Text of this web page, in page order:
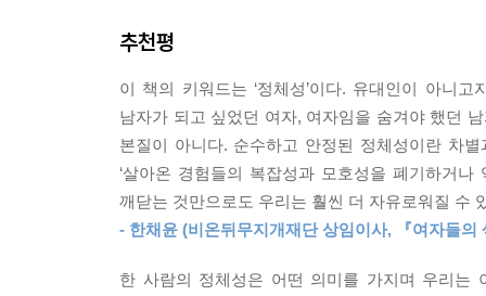
짧은 반바지를 입고 여자 친구와 팔짱을 끼고 있
는 말을 이어갔다. 그의 시선이 고통스러워 보였
야 경계에 있을 수 있잖아요. 정체성이 있어야 해요
--- p.217
스톤은 내가 읽었던 회고록에서 무시된 수많은
면했다. 트랜스섹슈얼은 ‘이전의’ 자아와 어떤
니면 당신은 그런 변형을 통해서 생물학이 운명이
‘진부한 정상성’을 교란하는
여성 됨, 페미니스트 됨에 대한 직면
페미니스트로서 나의 정체성은 아버지가 겪은 ‘정
자신이 선택한 남성적인 페르소나를 주장하지 못
내가 벗어나지 못했던 것은 아버지였다.
_본문 중에서
추천평
이 책의 키워드는 ‘정체성’이다. 유대인이 아니
남자가 되고 싶었던 여자, 여자임을 숨겨야 했던
본질이 아니다. 순수하고 안정된 정체성이란 차
‘살아온 경험들의 복잡성과 모호성을 폐기하거
깨닫는 것만으로도 우리는 훨씬 더 자유로워질 수
- 한채윤 (비온뒤무지개재단 상임이사, 『여자들의
한 사람의 정체성은 어떤 의미를 가지며 우리는